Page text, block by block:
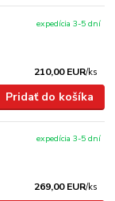
210,00 EUR/ks
expedícia 3-5 dní
Pridať do košíka
269,00 EUR/ks
expedícia 3-5 dní